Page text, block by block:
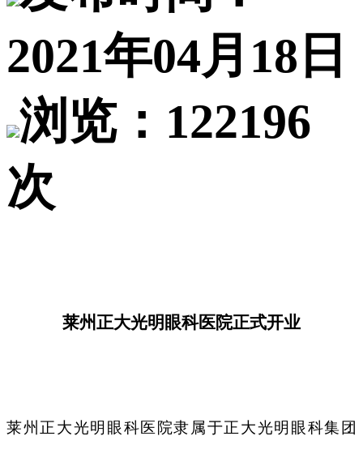
2021年04月18日
浏览：122196
次
莱州正大光明眼科医院正式开业
莱州正大光明眼科医院隶属于正大光明眼科集团